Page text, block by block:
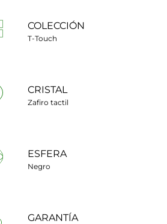
COLECCIÓN
T-Touch
CRISTAL
Zafiro tactil
ESFERA
Negro
GARANTÍA